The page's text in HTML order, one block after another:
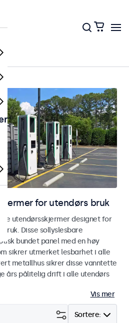
for utendørs bruk
utendørsskjermer designet for
bruk. Disse sollyslesbare
bundet panel med en høy
sikrer utmerket lesbarhet i alle
metallhus sikrer disse vanntette
års pålitelig drift i alle utendørs
Vis mer
Sortere: